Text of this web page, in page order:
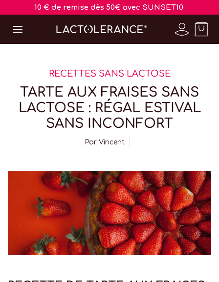
10 € de remise dès 50€ avec SUNSET10
RECETTES SANS LACTOSE
TARTE AUX FRAISES SANS
LACTOSE : RÉGAL ESTIVAL
SANS INCONFORT
Par Vincent